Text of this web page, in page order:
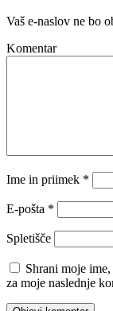
Vaš e-naslov ne bo
Komentar
Ime in priimek *
E-pošta *
Spletišče
Shrani moje
za moje naslednje